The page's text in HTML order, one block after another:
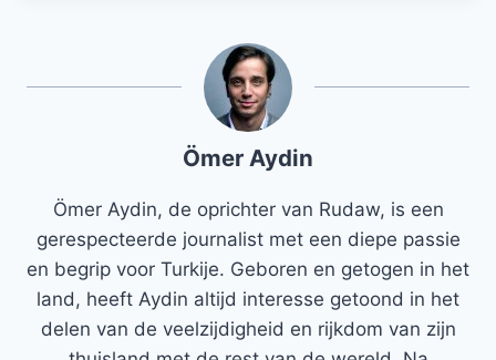
Ömer Aydin
Ömer Aydin, de oprichter van Rudaw, is een
gerespecteerde journalist met een diepe passie
en begrip voor Turkije. Geboren en getogen in het
land, heeft Aydin altijd interesse getoond in het
delen van de veelzijdigheid en rijkdom van zijn